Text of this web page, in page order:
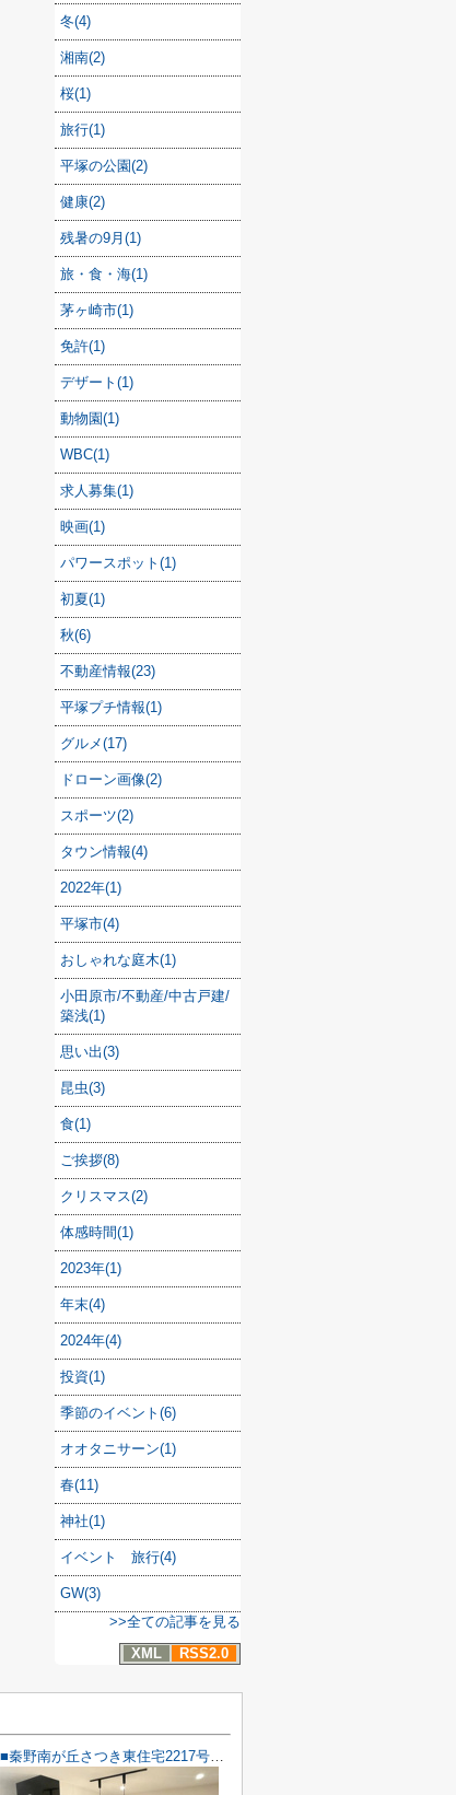
冬(4)
湘南(2)
桜(1)
旅行(1)
平塚の公園(2)
健康(2)
残暑の9月(1)
旅・食・海(1)
茅ヶ崎市(1)
免許(1)
デザート(1)
動物園(1)
WBC(1)
求人募集(1)
映画(1)
パワースポット(1)
初夏(1)
秋(6)
不動産情報(23)
平塚プチ情報(1)
グルメ(17)
ドローン画像(2)
スポーツ(2)
タウン情報(4)
2022年(1)
平塚市(4)
おしゃれな庭木(1)
小田原市/不動産/中古戸建/
築浅(1)
思い出(3)
昆虫(3)
食(1)
ご挨拶(8)
クリスマス(2)
体感時間(1)
2023年(1)
年末(4)
2024年(4)
投資(1)
季節のイベント(6)
オオタニサーン(1)
春(11)
神社(1)
イベント 旅行(4)
GW(3)
>>全ての記事を見る
XML
RSS2.0
□■秦野南が丘さつき東住宅2217号棟■□